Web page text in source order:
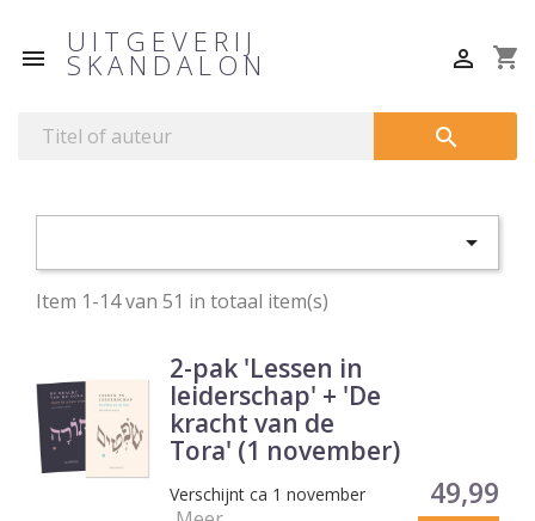
 shopping_cart

UITGEVERIJ
SKANDALON


Item 1-14 van 51 in totaal item(s)
2-pak 'Lessen in
leiderschap' + 'De
kracht van de
Tora' (1 november)
Verschijnt ca 1 november Prijs
49,99